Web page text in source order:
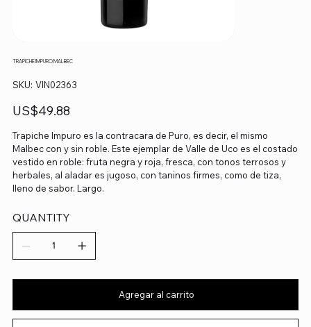
TRAPICHE IMPURO MALBEC
SKU: SKU
VIN02363
VIN02363
Precio
US$49.88
Trapiche Impuro es la contracara de Puro, es decir, el mismo
Malbec con y sin roble. Este ejemplar de Valle de Uco es el costado
vestido en roble: fruta negra y roja, fresca, con tonos terrosos y
herbales, al aladar es jugoso, con taninos firmes, como de tiza,
lleno de sabor. Largo.
QUANTITY
Agregar al carrito